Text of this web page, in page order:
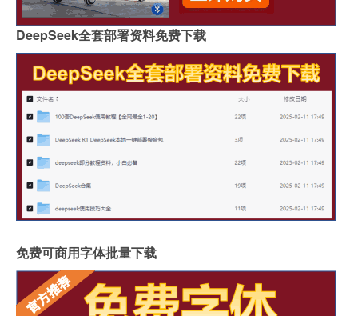
DeepSeek全套部署资料免费下载
免费可商用字体批量下载